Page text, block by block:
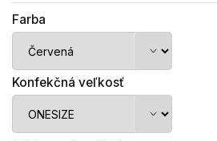
Farba
Konfekčná veľkosť